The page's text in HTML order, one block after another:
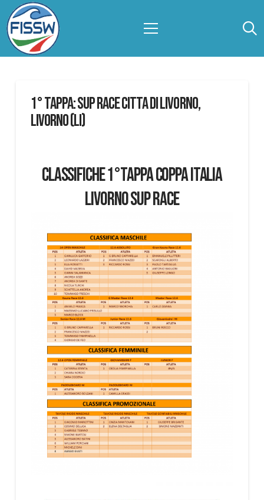
1° Tappa: SUP RACE CITTA DI LIVORNO,
LIVORNO (LI)
CLASSIFICHE 1°TAPPA COPPA ITALIA
LIVORNO SUP RACE